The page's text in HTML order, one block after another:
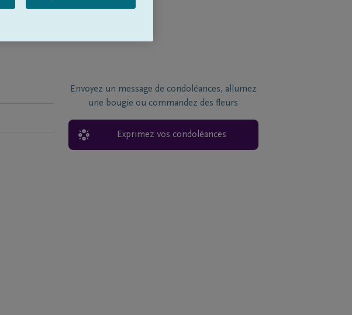
Envoyez un message de condoléances, allumez
une bougie ou commandez des fleurs
Exprimez vos condoléances